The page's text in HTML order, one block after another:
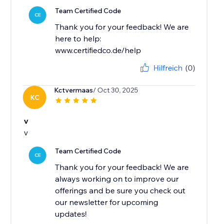
CE Team Certified Code
Thank you for your feedback! We are
here to help:
www.certifiedco.de/help
Hilfreich (0)
KC
Kctvermaas/ Oct 30, 2025
v
v
CE Team Certified Code
Thank you for your feedback! We are
always working on to improve our
offerings and be sure you check out
our newsletter for upcoming
updates!